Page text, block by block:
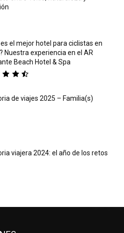
es el mejor hotel para ciclistas en
Nuestra experiencia en el AR
Beach Hotel & Spa
de viajes 2025 – Familia(s)
viajera 2024: el año de los retos